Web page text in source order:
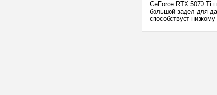
GeForce RTX 5070 Ti
большой задел для
способствует